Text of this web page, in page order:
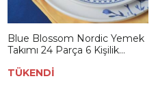
Blue Blossom Nordic Yemek
Takımı 24 Parça 6 Kişilik
TÜKENDİ